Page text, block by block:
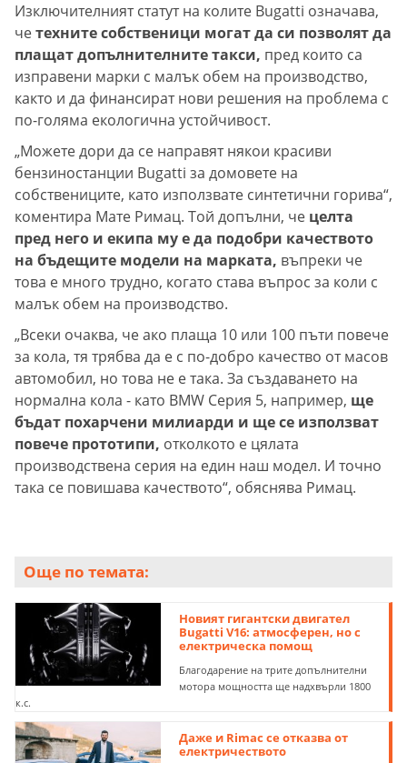
Изключителният статут на колите Bugatti означава,
четехните собственици могат да си позволят да
плащат допълнителните такси, пред които са
изправени марки с малък обем на производство,
както и да финансират нови решения на проблема с
по-голяма екологична устойчивост.
„Можете дори да се направят някои красиви
бензиностанции Bugatti за домовете на
собствениците, като използвате синтетични горива“,
коментира Мате Римац. Той допълни, че целта
пред него и екипа му е да подобри качеството
на бъдещите модели на марката, въпреки че
това е много трудно, когато става въпрос за коли с
малък обем на производство.
„Всеки очаква, че ако плаща 10 или 100 пъти повече
за кола, тя трябва да е с по-добро качество от масов
автомобил, но това не е така. За създаването на
нормална кола - като BMW Серия 5, например, ще
бъдат похарчени милиарди и ще се използват
повече прототипи, отколкото е цялата
производствена серия на един наш модел. И точно
така се повишава качеството“, обяснява Римац.
Още по темата:
Новият гигантски двигател
Bugatti V16: атмосферен, но с
електрическа помощ
Благодарение на трите допълнителни
мотора мощността ще надхвърли 1800
к.с.
Даже и Rimac се отказва от
електричеството